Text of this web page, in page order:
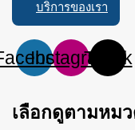
บริการของเรา
InstagramTiktok
เลือกดูตามหม